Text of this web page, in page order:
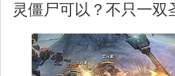
灵僵尸可以？不只一双